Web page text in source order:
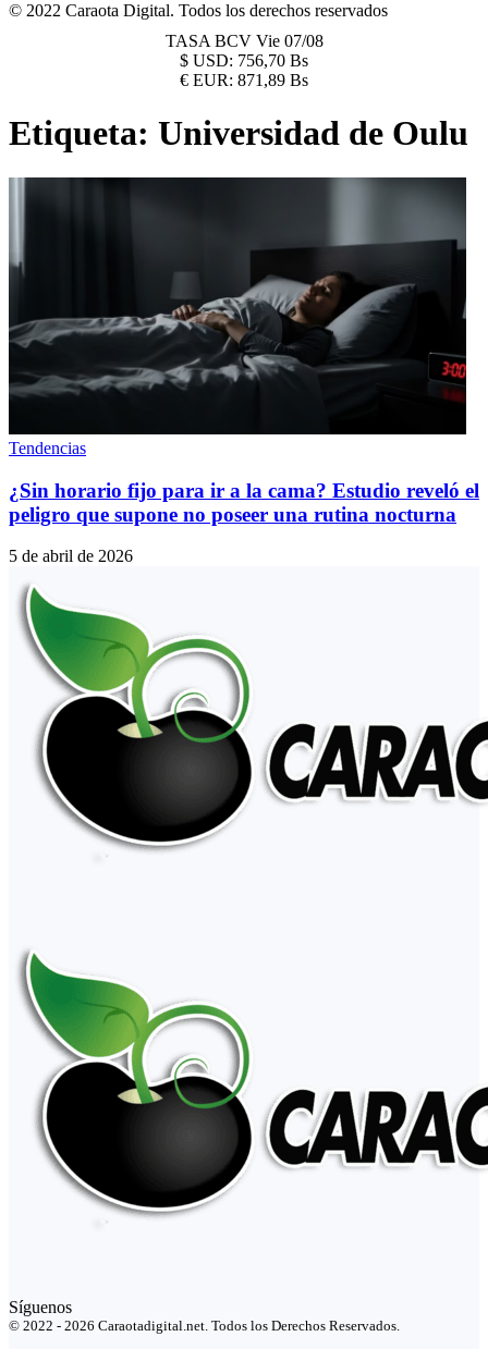
© 2022 Caraota Digital. Todos los derechos reservados
TASA BCV Vie 07/08
$ USD: 756,70 Bs
€ EUR: 871,89 Bs
Etiqueta: Universidad de Oulu
Tendencias
¿Sin horario fijo para ir a la cama? Estudio reveló el
peligro que supone no poseer una rutina nocturna
5 de abril de 2026
Síguenos
© 2022 - 2026 Caraotadigital.net. Todos los Derechos Reservados.